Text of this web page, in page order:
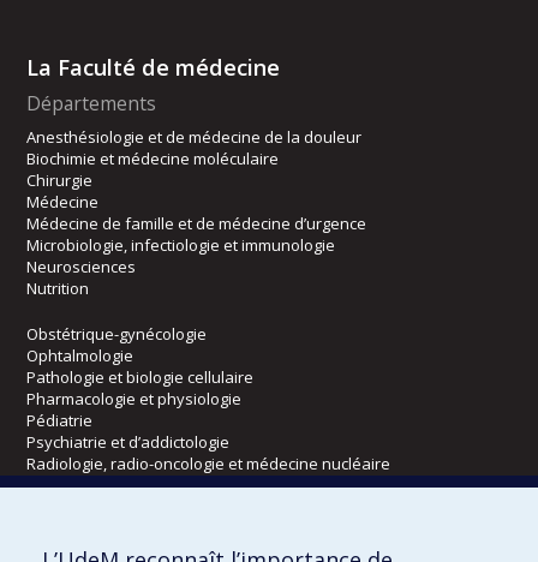
La Faculté de médecine
Départements
Anesthésiologie et de médecine de la douleur
Biochimie et médecine moléculaire
Chirurgie
Médecine
Médecine de famille et de médecine d’urgence
Microbiologie, infectiologie et immunologie
Neurosciences
Nutrition
Obstétrique-gynécologie
Ophtalmologie
Pathologie et biologie cellulaire
Pharmacologie et physiologie
Pédiatrie
Psychiatrie et d’addictologie
Radiologie, radio-oncologie et médecine nucléaire